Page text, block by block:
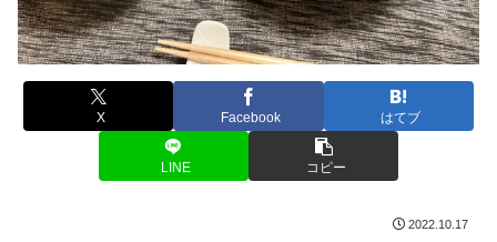
X Facebook はてブ
LINE コピー
2022.10.17